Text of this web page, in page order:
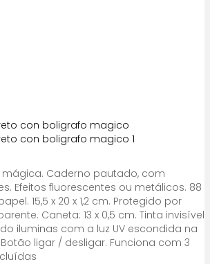
Caderno pautado, com
Efeitos fluorescentes ou metálicos. 88
15,5 x 20 x 1,2 cm. Protegido por
Caneta: 13 x 0,5 cm. Tinta invisível
iluminas com a luz UV escondida na
ligar / desligar. Funciona com 3